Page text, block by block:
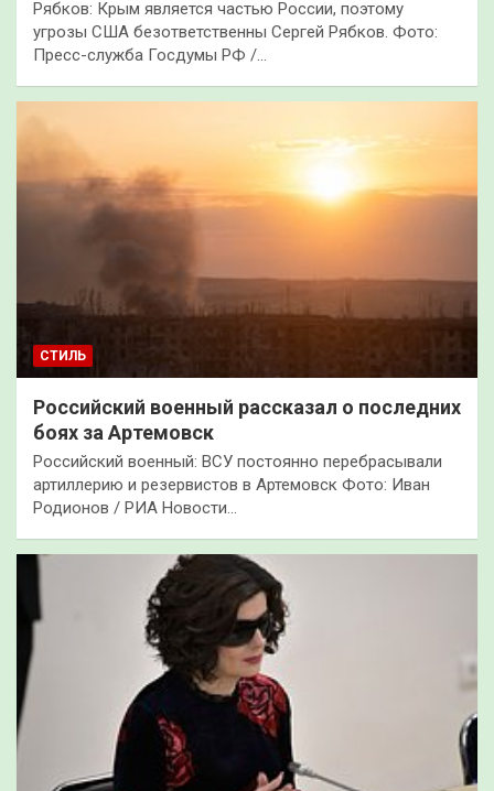
Рябков: Крым является частью России, поэтому
угрозы США безответственны Сергей Рябков. Фото:
Пресс-служба Госдумы РФ /…
СТИЛЬ
Российский военный рассказал о последних
боях за Артемовск
Российский военный: ВСУ постоянно перебрасывали
артиллерию и резервистов в Артемовск Фото: Иван
Родионов / РИА Новости…